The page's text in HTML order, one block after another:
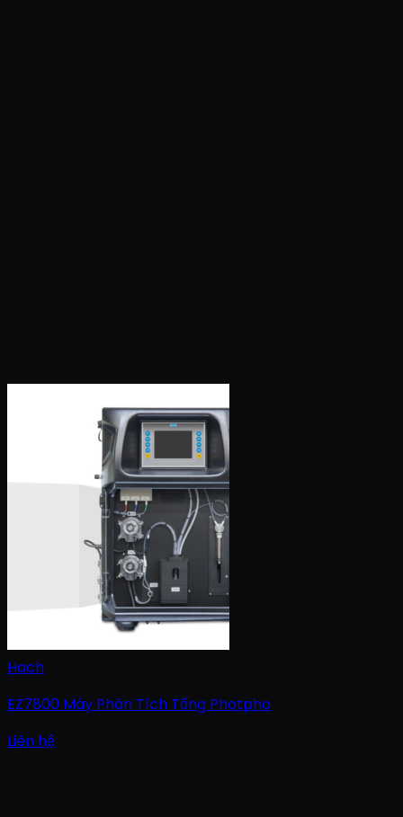
Hach
EZ7800 Máy Phân Tích Tổng Photpho
Liên hệ